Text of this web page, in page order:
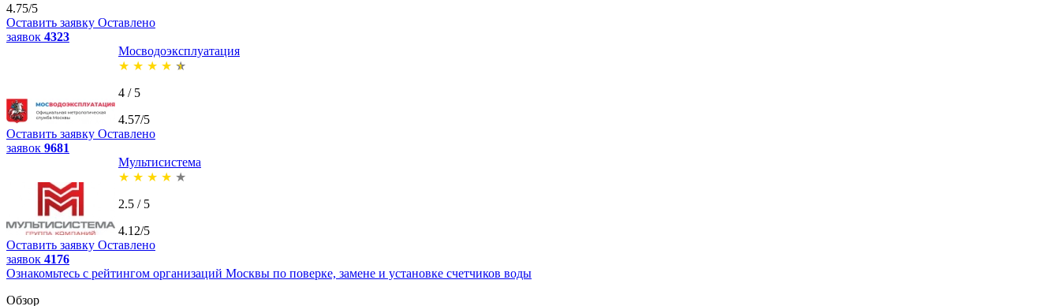
4.75/5
Оставить заявку Оставлено
заявок 4323
Мосводоэксплуатация
★ ★ ★ ★ ★
4 / 5
4.57/5
Оставить заявку Оставлено
заявок 9681
Мультисистема
★ ★ ★ ★ ★
2.5 / 5
4.12/5
Оставить заявку Оставлено
заявок 4176
Ознакомьтесь с рейтингом организаций Москвы по поверке, замене и установке счетчиков воды
Обзор